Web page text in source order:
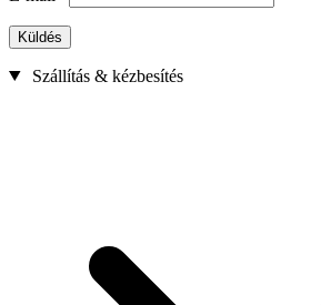
Küldés
Szállítás & kézbesítés